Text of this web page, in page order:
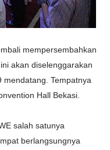
mempersembahkan
akan diselenggarakan
Tempatnya
Hall Bekasi.
salah satunya
berlangsungnya